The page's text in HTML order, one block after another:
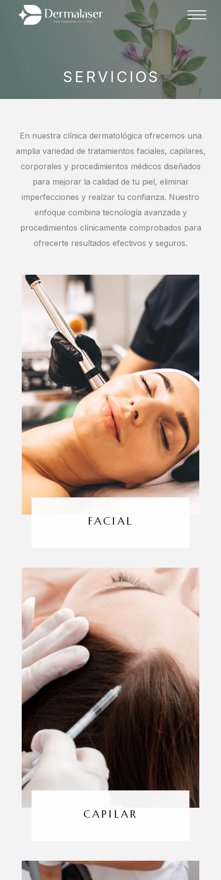
SERVICIOS
En nuestra clínica dermatológica ofrecemos una
amplia variedad de tratamientos faciales, capilares,
corporales y procedimientos médicos diseñados
para mejorar la calidad de tu piel, eliminar
imperfecciones y realzar tu confianza. Nuestro
enfoque combina tecnología avanzada y
procedimientos clínicamente comprobados para
ofrecerte resultados efectivos y seguros.
FACIAL
CAPILAR